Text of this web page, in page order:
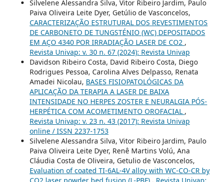
Silvelene Alessandra Silva, Vitor Ribeiro Jardim, Paulo
Paiva Oliveira Leite Dyer, Getúlio de Vasconcelos,
CARACTERIZAÇÃO ESTRUTURAL DOS REVESTIMENTOS
DE CARBONETO DE TUNGSTÉNIO (WC) DEPOSITADOS
EM AÇO 4340 POR IRRADIAÇÃO LASER DE CO2 ,
Revista Univap: v. 30 n. 67 (2024): Revista Univap
Davidson Ribeiro Costa, David Ribeiro Costa, Diego
Rodrigues Pessoa, Carolina Alves Delpasso, Renata
Amadei Nicolau, BASES FISIOPATOLÓGICAS DA
APLICAÇÃO DA TERAPIA A LASER DE BAIXA
INTENSIDADE NO HERPES ZOSTER E NEURALGIA PÓS-
HERPÉTICA COM ACOMETIMENTO OROFACIAL ,
Revista Univap: v. 23 n. 43 (2017): Revista Univap
online / ISSN 2237-1753
Silvelene Alessandra Silva, Vitor Ribeiro Jardim, Paulo
Paiva Oliveira Leite Dyer, Renê Martins Volú, Ana
Cláudia Costa de Oliveira, Getulio de Vasconcelos,
Evaluation of coated TI-6AL-4V alloy with WC-CO-CR by